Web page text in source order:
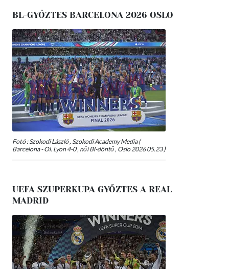
BL-GYŐZTES BARCELONA 2026 OSLO
Fotó : Szokodi László , Szokodi Academy Media (
Barcelona - Ol. Lyon 4-0 , női Bl-döntő , Oslo 2026 05.23 )
UEFA SZUPERKUPA GYŐZTES A REAL
MADRID